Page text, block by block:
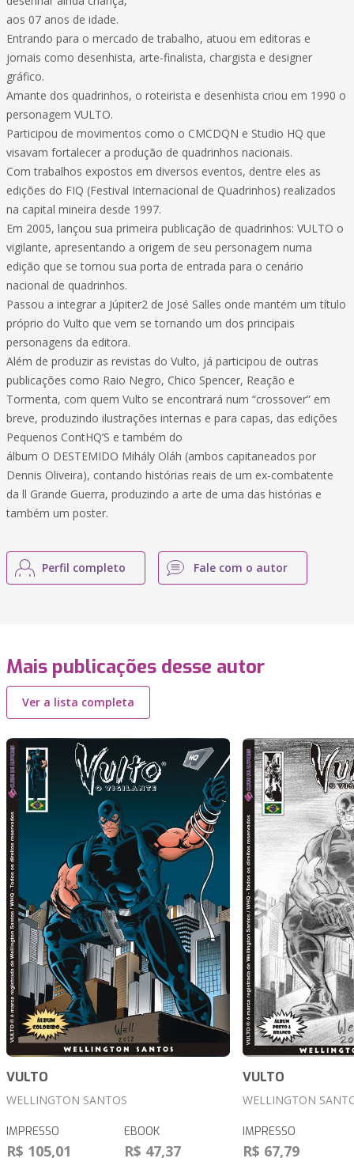
aos 07 anos de idade.
Entrando para o mercado de trabalho, atuou em editoras e
jornais como desenhista, arte-finalista, chargista e designer
gráfico.
Amante dos quadrinhos, o roteirista e desenhista criou em 1990 o
personagem VULTO.
Participou de movimentos como o CMCDQN e Studio HQ que
visavam fortalecer a produção de quadrinhos nacionais.
Com trabalhos expostos em diversos eventos, dentre eles as
edições do FIQ (Festival Internacional de Quadrinhos) realizados
na capital mineira desde 1997.
Em 2005, lançou sua primeira publicação de quadrinhos: VULTO o
vigilante, apresentando a origem de seu personagem numa
edição que se tornou sua porta de entrada para o cenário
nacional de quadrinhos.
Passou a integrar a Júpiter2 de José Salles onde mantém um título
próprio do Vulto que vem se tornando um dos principais
personagens da editora.
Além de produzir as revistas do Vulto, já participou de outras
publicações como Raio Negro, Chico Spencer, Reação e
Tormenta, com quem Vulto se encontrará num “crossover” em
breve, produzindo ilustrações internas e para capas, das edições
Pequenos ContHQ’S e também do
álbum O DESTEMIDO Mihály Oláh (ambos capitaneados por
Dennis Oliveira), contando histórias reais de um ex-combatente
da ll Grande Guerra, produzindo a arte de uma das histórias e
também um poster.
Perfil completo Fale com o autor
Mais publicações desse autor
Ver a lista completa
VULTO
WELLINGTON SANTOS
IMPRESSO
R$ 105,01
EBOOK
R$ 47,37
VULTO
WELLINGTON
IMPRESSO
R$ 67,79